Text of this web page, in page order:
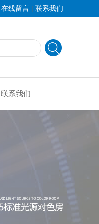
在线留言 | 联系我们
联系我们